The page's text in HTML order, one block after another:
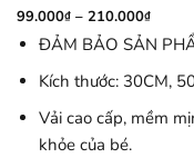
99.000₫ – 210.000₫Khoảng
từ
đến
ĐẢM BẢO SẢN
Kích thước: 30CM,
Vải cao cấp, mềm
khỏe của bé.